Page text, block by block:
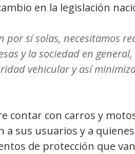
en la legislación
por sí solas, necesitamos
y la sociedad en
vehicular y así
contar con carros y
sus usuarios y a
de protección que